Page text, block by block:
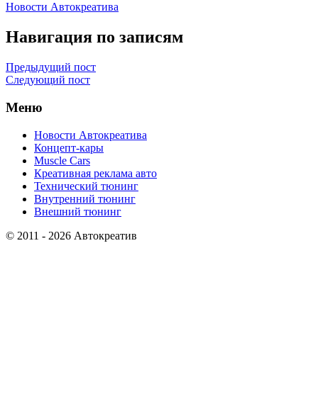
Новости Автокреатива
Навигация по записям
Предыдущий пост
Следующий пост
Меню
Новости Автокреатива
Концепт-кары
Muscle Cars
Креативная реклама авто
Технический тюнинг
Внутренний тюнинг
Внешний тюнинг
© 2011 - 2026 Автокреатив